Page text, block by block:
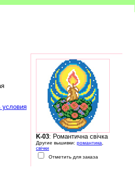
K-03: Романтична свічка
Другие вышивки: романтика
свічки
Отметить для заказа
условия